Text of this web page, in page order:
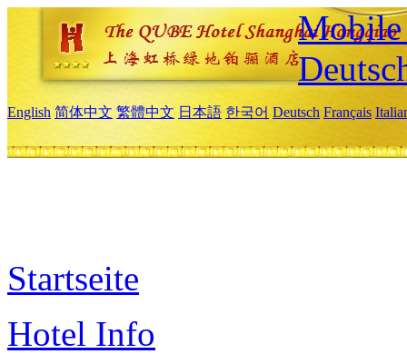
Mobile
English 简体中文 繁體中文 日本語 한국어 Deutsch Français
Startseite
Hotel Info